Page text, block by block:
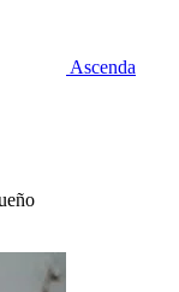
Ascenda